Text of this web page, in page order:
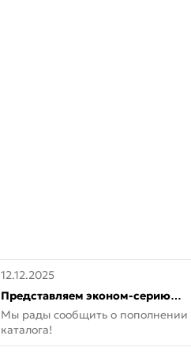
12.12.2025
Представляем эконом-серию
дверей от бренда Portika, где цена
не значит «просто»
Мы рады сообщить о пополнении
каталога!